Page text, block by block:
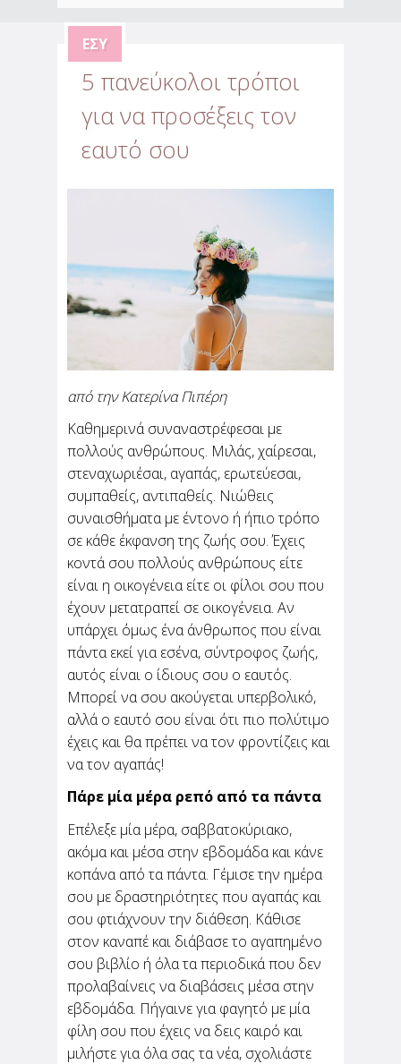
Αντιμετώπισε την
αβεβαιότητα & το άγχος
ανθρώπου να νιώθει ασφάλεια και
δημιούργησε αμφιβολίες για ότι θεωρούσε
Ποιες τροφές βοηθούν τον
μεταβολισμό σου;
από την Κατερίνα Πιπέρη
Είμαι σίγουρη πως αν προσπαθείς να χάσεις
τα περιττά κιλά -εννοείται πως όλοι έχουμε- ή
αν προσπαθείς να υιοθετήσεις έναν πιο
υγιεινό...
Θεωρείς "ταμπού" να
πηγαίνεις για καφέ μόνη
σου;
Σου γράφω από ένα καφέ. Πολύ κεντρικό στην
περιοχή που μένω, πολύ μοδάτο, πολύ
ωραίο. Γιατί το παινεύω τόσο; Για να
μου καφέ. Για μένα...
5 πανεύκολοι τρόποι
για να προσέξεις τον
εαυτό σου
ΕΣΎ
από την Κατερίνα Πιπέρη
Καθημερινά συναναστρέφεσαι με
πολλούς ανθρώπους. Μιλάς, χαίρεσαι,
στεναχωριέσαι, αγαπάς, ερωτεύεσαι,
συμπαθείς, αντιπαθείς. Νιώθεις
συναισθήματα με έντονο ή ήπιο τρόπο
σε κάθε έκφανση της ζωής σου. Έχεις
κοντά σου πολλούς ανθρώπους είτε
είναι η οικογένεια είτε οι φίλοι σου που
έχουν μετατραπεί σε οικογένεια. Αν
υπάρχει όμως ένα άνθρωπος που είναι
πάντα εκεί για εσένα, σύντροφος ζωής,
αυτός είναι ο ίδιους σου ο εαυτός.
Μπορεί να σου ακούγεται υπερβολικό,
αλλά ο εαυτό σου είναι ότι πιο πολύτιμο
έχεις και θα πρέπει να τον φροντίζεις και
να τον αγαπάς!
Πάρε μία μέρα ρεπό από τα πάντα
Επέλεξε μία μέρα, σαββατοκύριακο,
ακόμα και μέσα στην εβδομάδα και κάνε
κοπάνα από τα πάντα. Γέμισε την ημέρα
σου με δραστηριότητες που αγαπάς και
σου φτιάχνουν την διάθεση. Κάθισε
στον καναπέ και διάβασε το αγαπημένο
σου βιβλίο ή όλα τα περιοδικά που δεν
προλαβαίνεις να διαβάσεις μέσα στην
εβδομάδα. Πήγαινε για φαγητό με μία
φίλη σου που έχεις να δεις καιρό και
μιλήστε για όλα σας τα νέα, σχολιάστε